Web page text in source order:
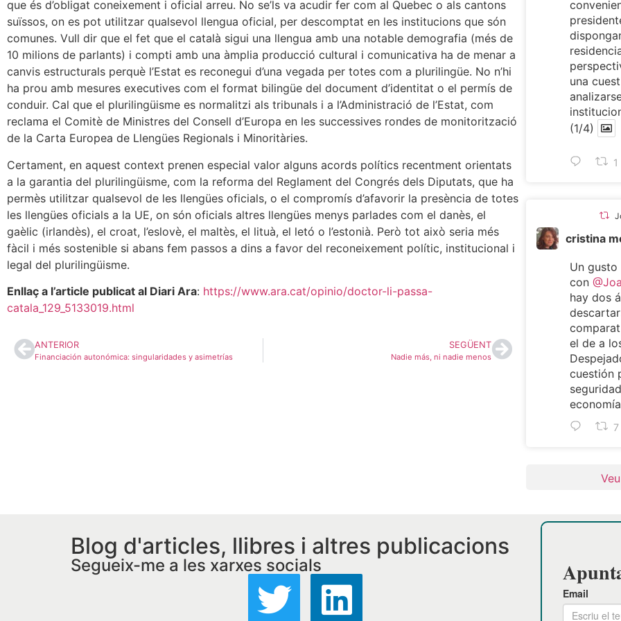
que és d’obligat coneixement i oficial arreu. No se’ls va acudir fer com al Quebec o als cantons
suïssos, on es pot utilitzar qualsevol llengua oficial, per descomptat en les institucions que són
comunes. Vull dir que el fet que el català sigui una llengua amb una notable demografia (més de
10 milions de parlants) i compti amb una àmplia producció cultural i comunicativa ha de menar a
canvis estructurals perquè l’Estat es reconegui d’una vegada per totes com a plurilingüe. No n’hi
ha prou amb mesures executives com el format bilingüe del document d’identitat o el permís de
conduir. Cal que el plurilingüisme es normalitzi als tribunals i a l’Administració de l’Estat, com
reclama el Comitè de Ministres del Consell d’Europa en les successives rondes de monitorització
de la Carta Europea de Llengües Regionals i Minoritàries.
Certament, en aquest context prenen especial valor alguns acords polítics recentment orientats
a la garantia del plurilingüisme, com la reforma del Reglament del Congrés dels Diputats, que ha
permès utilitzar qualsevol de les llengües oficials, o el compromís d’afavorir la presència de totes
les llengües oficials a la UE, on són oficials altres llengües menys parlades com el danès, el
gaèlic (irlandès), el croat, l’eslovè, el maltès, el lituà, el letó o l’estonià. Però tot això seria més
fàcil i més sostenible si abans fem passos a dins a favor del reconeixement polític, institucional i
legal del plurilingüisme.
Enllaç a l’article publicat al Diari Ara: https://www.ara.cat/opinio/doctor-li-passa-
catala_129_5133019.html
ANTERIOR
Financiación autonómica: singularidades y asimetrías
SEGÜENT
Nadie más, ni nadie menos
una
(1/4)
1
cristina
Un
con
hay dos
el de a
cuestión
7
Blog d'articles, llibres i altres publicacions
Segueix-me a les xarxes socials